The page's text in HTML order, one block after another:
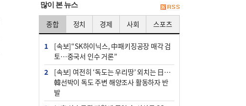
部)’에 생기는 악성 종양이다. 간동맥
문맥 림프절 담
많이 본 뉴스
종합 정치 경제 사회 스포츠
1
[속보]“SK하이닉스, 中패키징공장 매각 검
토…중국서 인수 거론”
2
[속보] 여전히 ‘독도는 우리땅’ 외치는 日…
韓선박이 독도 주변 해양조사 활동하자 반
발